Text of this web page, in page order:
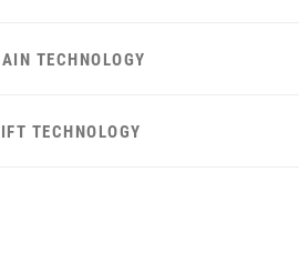
TECHNOLOGY
TECHNOLOGY